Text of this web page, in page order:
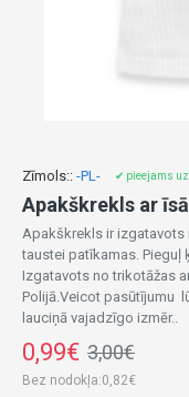
Zīmols:: -PL- ✔ pieejams
Apakškrekls ar
Apakškrekls ir izgatavots
taustei patīkamas. Pieguļ
Izgatavots no trikotāžas
Polijā.Veicot pasūtījumu
lauciņā vajadzīgo izmēr..
0,99€ 3,00€
Bez nodokļa:0,82€